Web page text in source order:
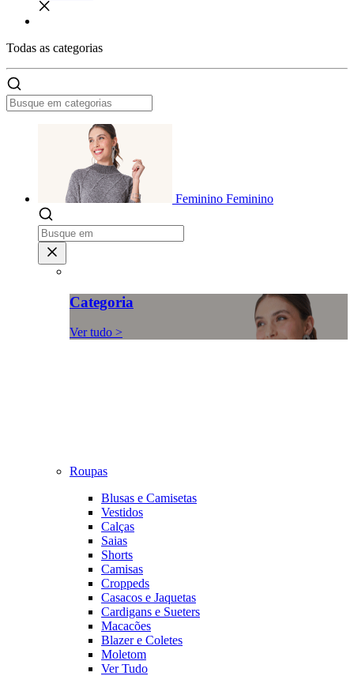
Todas as categorias
Feminino Feminino
Categoria
Ver tudo >
Roupas
Blusas e Camisetas
Vestidos
Calças
Saias
Shorts
Camisas
Croppeds
Casacos e Jaquetas
Cardigans e Sueters
Macacões
Blazer e Coletes
Moletom
Ver Tudo